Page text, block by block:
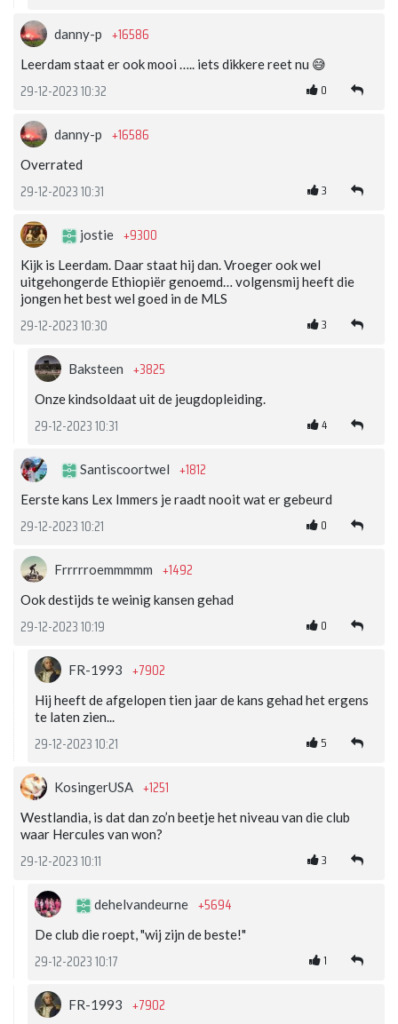
danny-p +16586
Leerdam staat er ook mooi ….. iets dikkere reet nu 😅
29-12-2023 10:32 0
danny-p +16586
Overrated
29-12-2023 10:31 3
jostie +9300
Kijk is Leerdam. Daar staat hij dan. Vroeger ook wel
uitgehongerde Ethiopiër genoemd… volgensmij heeft die
jongen het best wel goed in de MLS
29-12-2023 10:30 3
Baksteen +3825
Onze kindsoldaat uit de jeugdopleiding.
29-12-2023 10:31 4
Santiscoortwel +1812
Eerste kans Lex Immers je raadt nooit wat er gebeurd
29-12-2023 10:21 0
Frrrrroemmmmm +1492
Ook destijds te weinig kansen gehad
29-12-2023 10:19 0
FR-1993 +7902
Hij heeft de afgelopen tien jaar de kans gehad het ergens
te laten zien...
29-12-2023 10:21 5
KosingerUSA +1251
Westlandia, is dat dan zo’n beetje het niveau van die club
waar Hercules van won?
29-12-2023 10:11 3
dehelvandeurne +5694
De club die roept, "wij zijn de beste!"
29-12-2023 10:17 1
FR-1993 +7902